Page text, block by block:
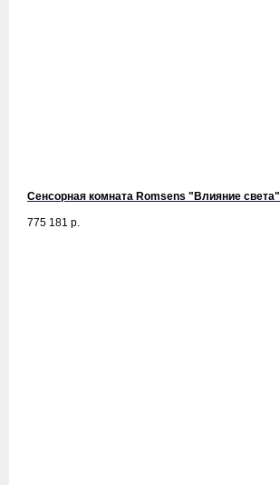
Сенсорная комната Romsens "Влияние света"
775 181 р.